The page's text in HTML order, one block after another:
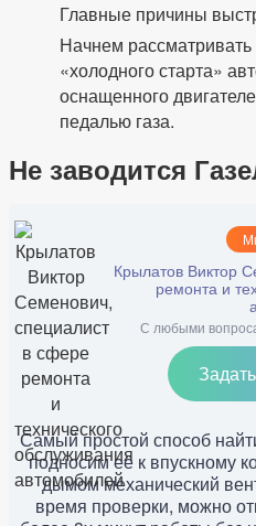
Главные причины
Начнем
«холодного старта»
оснащенного
педалью газа.
Не заводится
Крылатов Виктор
ремонта и
С любыми
Самый простой способ
подносим её к впускному
дымом механический
время проверки, можно